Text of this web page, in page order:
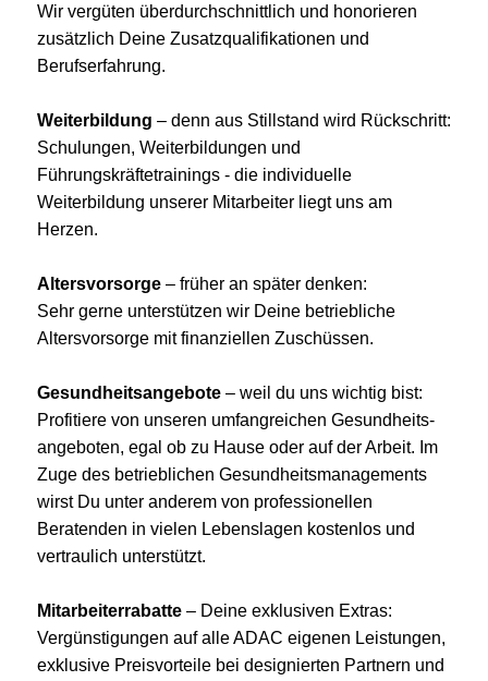
Wir vergüten überdurchschnittlich und honorieren
zusätzlich Deine Zusatzqualifikationen und
Berufserfahrung.
Weiterbildung – denn aus Stillstand wird Rückschritt:
Schulungen, Weiterbildungen und
Führungskräftetrainings - die individuelle
Weiterbildung unserer Mitarbeiter liegt uns am
Herzen.
Altersvorsorge – früher an später denken:
Sehr gerne unterstützen wir Deine betriebliche
Altersvorsorge mit finanziellen Zuschüssen.
Gesundheitsangebote – weil du uns wichtig bist:
Profitiere von unseren umfangreichen Gesundheits­
angeboten, egal ob zu Hause oder auf der Arbeit. Im
Zuge des betrieblichen Gesundheits­managements
wirst Du unter anderem von professionellen
Beratenden in vielen Lebens­lagen kostenlos und
vertraulich unterstützt.
Mitarbeiterrabatte – Deine exklusiven Extras:
Vergünstigungen auf alle ADAC eigenen Leistungen,
exklusive Preisvorteile bei designierten Partnern und